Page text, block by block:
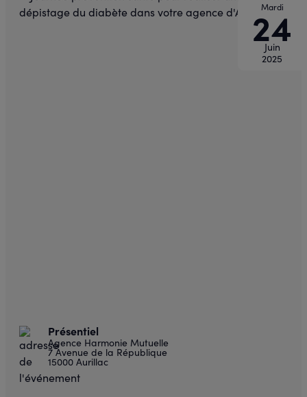
Présentiel
Agence Harmonie Mutuelle
7 Avenue de la République
15000 Aurillac
Mardi
24
Juin
2025